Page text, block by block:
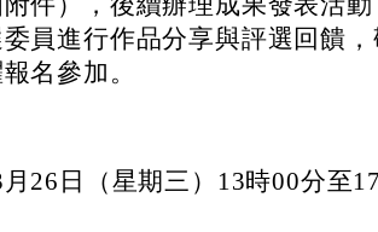
員進行作品分享與評選回饋
名參加。
26日（星期三）13時00分至